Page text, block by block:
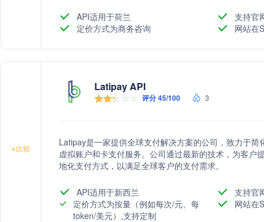
API适用于荷兰
支持官
定价方式为商务咨询
网站在
+比较
Latipay API
评分 45/100 3
Latipay是一家提供全球支付解决方案的公司，致力于
虚拟账户和卡支付服务。公司通过最新的技术，为客户
地化支付方式，以满足全球客户的支付需求。
API适用于新西兰
支持官
定价方式为按量（例如每次/元、每
token/美元）,支持定制
网站在